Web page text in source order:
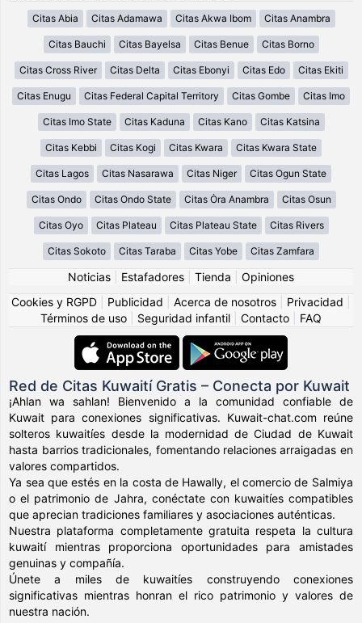
Citas Abia Citas Adamawa Citas Akwa Ibom Citas Anambra
Citas Bauchi Citas Bayelsa Citas Benue Citas Borno
Citas Cross River Citas Delta Citas Ebonyi Citas Edo Citas Ekiti
Citas Enugu Citas Federal Capital Territory Citas Gombe Citas Imo
Citas Imo State Citas Kaduna Citas Kano Citas Katsina
Citas Kebbi Citas Kogi Citas Kwara Citas Kwara State
Citas Lagos Citas Nasarawa Citas Niger Citas Ogun State
Citas Ondo Citas Ondo State Citas Ȯra Anambra Citas Osun
Citas Oyo Citas Plateau Citas Plateau State Citas Rivers
Citas Sokoto Citas Taraba Citas Yobe Citas Zamfara
Noticias Estafadores Tienda
Opiniones
Cookies y RGPD
Publicidad Acerca de nosotros Privacidad
Términos de uso
Seguridad infantil Contacto FAQ
Red de Citas Kuwaití Gratis – Conecta por Kuwait
¡Ahlan wa sahlan! Bienvenido a la comunidad confiable de
Kuwait para conexiones significativas. Kuwait-chat.com reúne
solteros kuwaitíes desde la modernidad de Ciudad de Kuwait
hasta barrios tradicionales, fomentando relaciones arraigadas en
valores compartidos.
Ya sea que estés en la costa de Hawally, el comercio de Salmiya
o el patrimonio de Jahra, conéctate con kuwaitíes compatibles
que aprecian tradiciones familiares y asociaciones auténticas.
Nuestra plataforma completamente gratuita respeta la cultura
kuwaití mientras proporciona oportunidades para amistades
genuinas y compañía.
Únete a miles de kuwaitíes construyendo conexiones
significativas mientras honran el rico patrimonio y valores de
nuestra nación.